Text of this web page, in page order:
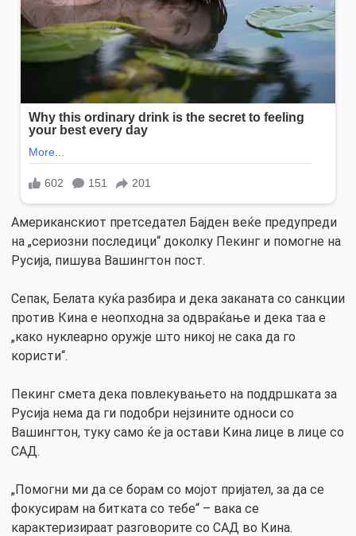
Американскиот претседател Бајден веќе предупреди
на „сериозни последици“ доколку Пекинг и помогне на
Русија, пишува Вашингтон пост.
Сепак, Белата куќа разбира и дека заканата со санкции
против Кина е неопходна за одвраќање и дека таа е
„како нуклеарно оружје што никој не сака да го
користи“.
Пекинг смета дека повлекувањето на поддршката за
Русија нема да ги подобри нејзините односи со
Вашингтон, туку само ќе ја остави Кина лице в лице со
САД.
„Помогни ми да се борам со мојот пријател, за да се
фокусирам на битката со тебе“ – вака се
карактеризираат разговорите со САД во Кина.